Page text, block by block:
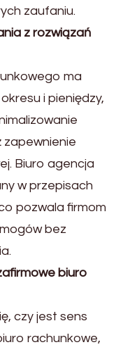
zaufaniu.
z rozwiązań
ma
i pieniędzy,
zapewnienie
Biuro agencja
w przepisach
pozwala firmom
bez
biuro
czy jest sens
rachunkowe,